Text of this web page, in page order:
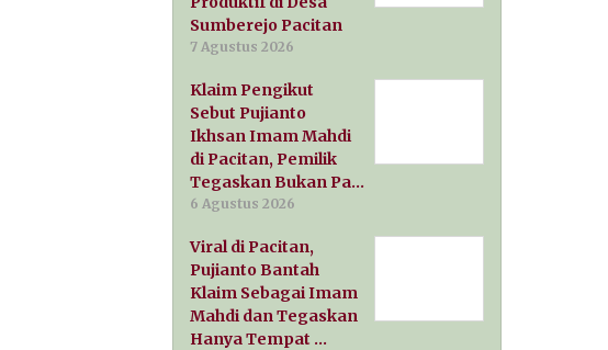
Sumberejo Pacitan
7 Agustus 2026
Klaim Pengikut
Sebut Pujianto
Ikhsan Imam Mahdi
di Pacitan, Pemilik
Tegaskan Bukan Pa…
6 Agustus 2026
Viral di Pacitan,
Pujianto Bantah
Klaim Sebagai Imam
Mahdi dan Tegaskan
Hanya Tempat …